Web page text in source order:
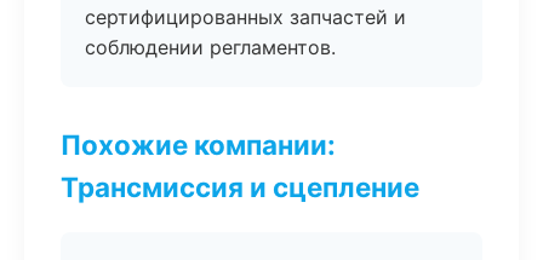
сертифицированных запчастей и
соблюдении регламентов.
Похожие компании:
Трансмиссия и сцепление